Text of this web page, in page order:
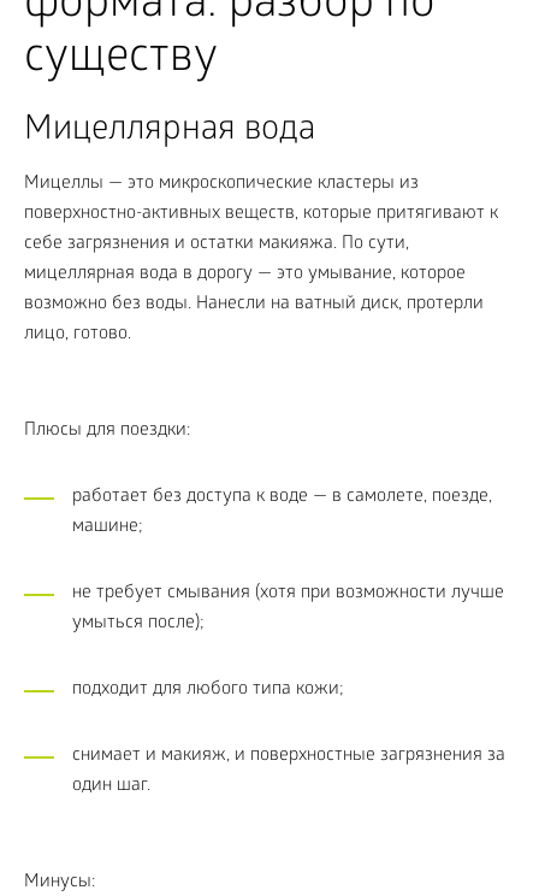
существу
Мицеллярная вода
Мицеллы — это микроскопические кластеры из
поверхностно-активных веществ, которые притягивают к
себе загрязнения и остатки макияжа. По сути,
мицеллярная вода в дорогу — это умывание, которое
возможно без воды. Нанесли на ватный диск, протерли
лицо, готово.
Плюсы для поездки:
работает без доступа к воде — в самолете, поезде,
машине;
не требует смывания (хотя при возможности лучше
умыться после);
подходит для любого типа кожи;
снимает и макияж, и поверхностные загрязнения за
один шаг.
Минусы: